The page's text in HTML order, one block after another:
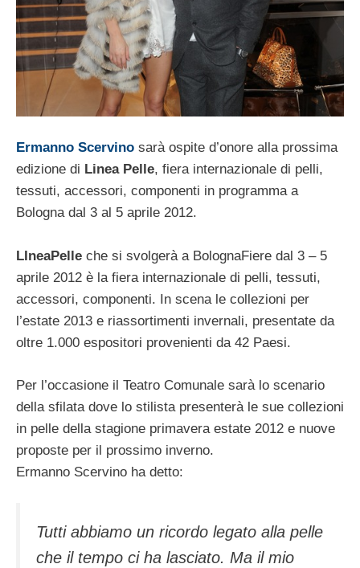
Ermanno Scervino sarà ospite d’onore alla prossima
edizione di Linea Pelle, fiera internazionale di pelli,
tessuti, accessori, componenti in programma a
Bologna dal 3 al 5 aprile 2012.
LIneaPelle che si svolgerà a BolognaFiere dal 3 – 5
aprile 2012 è la fiera internazionale di pelli, tessuti,
accessori, componenti. In scena le collezioni per
l’estate 2013 e riassortimenti invernali, presentate da
oltre 1.000 espositori provenienti da 42 Paesi.
Per l’occasione il Teatro Comunale sarà lo scenario
della sfilata dove lo stilista presenterà le sue collezioni
in pelle della stagione primavera estate 2012 e nuove
proposte per il prossimo inverno.
Ermanno Scervino ha detto:
Tutti abbiamo un ricordo legato alla pelle
che il tempo ci ha lasciato. Ma il mio